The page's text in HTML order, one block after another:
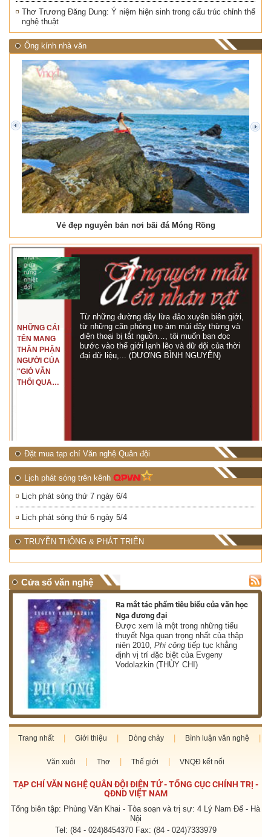
Thơ Trương Đăng Dung: Ý niệm hiện sinh trong cấu trúc chỉnh thể
nghệ thuật
Ống kính nhà văn
Vẻ đẹp nguyên bản nơi bãi đá Móng Rồng
prev next
NHỮNG CÁI
TÊN MANG
THÂN PHẬN
NGƯỜI CỦA
"GIÓ VẪN
THỔI QUA
Từ những đường dây lừa đảo xuyên biên giới,
từ những căn phòng trọ ám mùi dây thừng và
điện thoại bị tắt nguồn…, tôi muốn bạn đọc
bước vào thế giới lạnh lẽo và dữ dội của thời
đại dữ liệu,... (DƯƠNG BÌNH NGUYÊN)
Đặt mua tạp chí Văn nghệ Quân đội
Lịch phát sóng trên kênh
Lịch phát sóng thứ 7 ngày 6/4
Lịch phát sóng thứ 6 ngày 5/4
TRUYỀN THÔNG & PHÁT TRIỂN
Cửa sổ văn nghệ
Ra mắt tác phẩm tiêu biểu của văn học
Nga đương đại
Được xem là một trong những tiểu
thuyết Nga quan trọng nhất của thập
niên 2010,Phi công tiếp tục khẳng
định vị trí đặc biệt của Evgeny
Vodolazkin (THÙY CHI)
Trang nhất Giới thiệu Dòng chảy Bình luận văn nghệ
Văn xuôi Thơ Thế giới VNQĐ kết nối
TẠP CHÍ VĂN NGHỆ QUÂN ĐỘI ĐIỆN TỬ - TỔNG CỤC CHÍNH TRỊ -
QĐND VIỆT NAM
Tổng biên tập: Phùng Văn Khai - Tòa soạn và trị sự: 4 Lý Nam Đế - Hà
Nội
Tel: (84 - 024)8454370 Fax: (84 - 024)7333979